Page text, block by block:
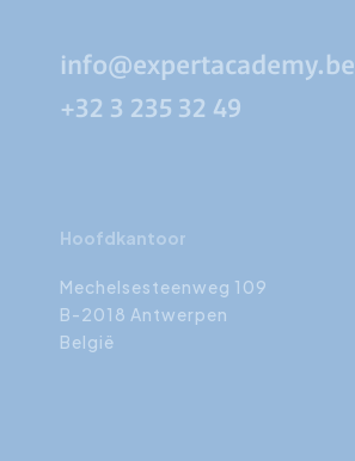
info@expertacademy.be
+32 3 235 32 49
Hoofdkantoor
Mechelsesteenweg 109
B-2018 Antwerpen
België